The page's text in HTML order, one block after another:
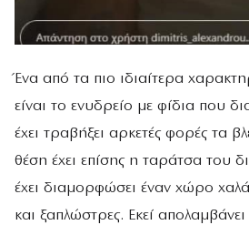
Ένα από τα πιο ιδιαίτερα
είναι το ενυδρείο με φίδια που
έχει τραβήξει αρκετές φορές τα
θέση έχει επίσης η ταράτσα του
έχει διαμορφώσει έναν χώρο
και ξαπλώστρες. Εκεί